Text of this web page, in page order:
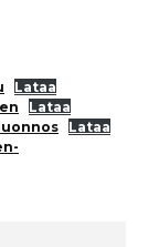
Lataa
Lataa
Lataa